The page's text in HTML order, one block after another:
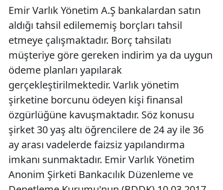
Emir Varlık Yönetim A.Ş bankalardan satın
aldığı tahsil edilememiş borçları tahsil
etmeye çalışmaktadır. Borç tahsilatı
müşteriye göre gereken indirim ya da uygun
ödeme planları yapılarak
gerçekleştirilmektedir. Varlık yönetim
şirketine borcunu ödeyen kişi finansal
özgürlüğüne kavuşmaktadır. Söz konusu
şirket 30 yaş altı öğrencilere de 24 ay ile 36
ay arası vadelerde faizsiz yapılandırma
imkanı sunmaktadır. Emir Varlık Yönetim
Anonim Şirketi Bankacılık Düzenleme ve